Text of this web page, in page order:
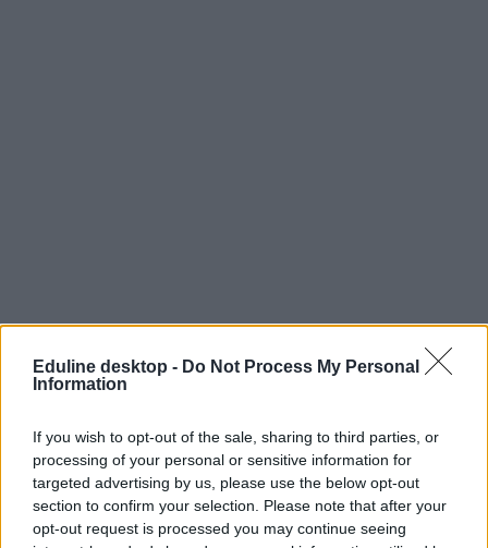
Eduline desktop - Do Not Process My Personal
Information
If you wish to opt-out of the sale, sharing to third parties, or
processing of your personal or sensitive information for
targeted advertising by us, please use the below opt-out
section to confirm your selection. Please note that after your
opt-out request is processed you may continue seeing